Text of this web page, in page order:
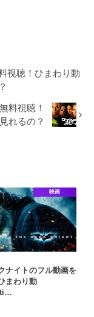
視聴！ひまわり動
料視聴！
れるの？
映画
ナイトのフル動画を
まわり動